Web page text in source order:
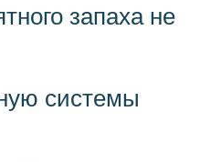
запаха не
системы